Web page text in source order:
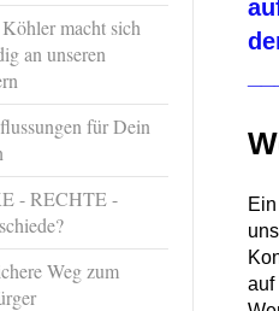
macht sich
an unseren
für Dein
- RECHTE -
Weg zum
auf